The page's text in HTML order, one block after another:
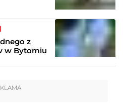
z
w Bytomiu